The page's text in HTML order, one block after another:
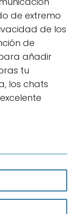
de extremo
de los
de
añadir
tu
los chats